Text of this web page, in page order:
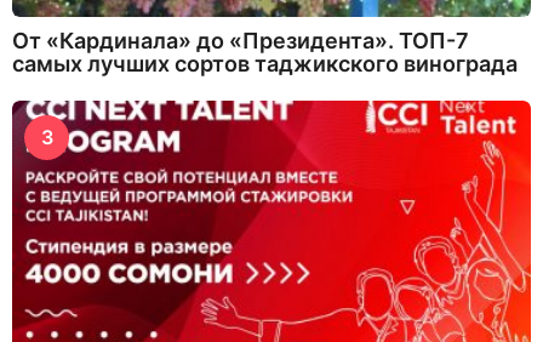
От «Кардинала» до «Президента». ТОП-7
самых лучших сортов таджикского винограда
3